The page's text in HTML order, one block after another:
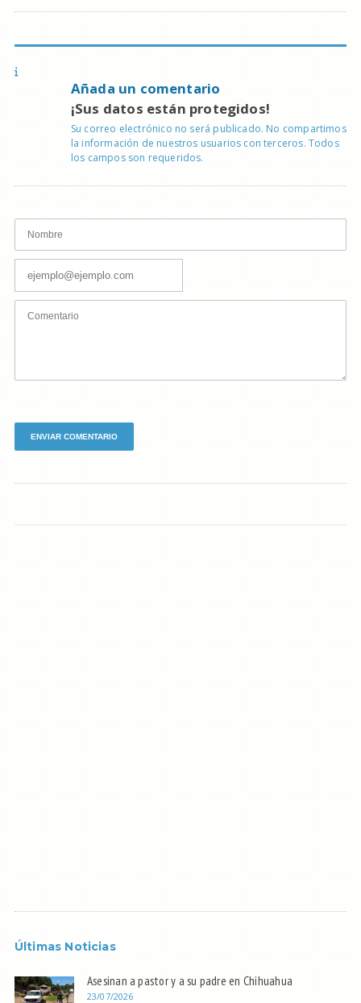
Añada un comentario
¡Sus datos están protegidos!
Su correo electrónico no será publicado. No compartimos
la información de nuestros usuarios con terceros. Todos
los campos son requeridos.
Últimas Noticias
Asesinan a pastor y a su padre en Chihuahua
23/07/2026